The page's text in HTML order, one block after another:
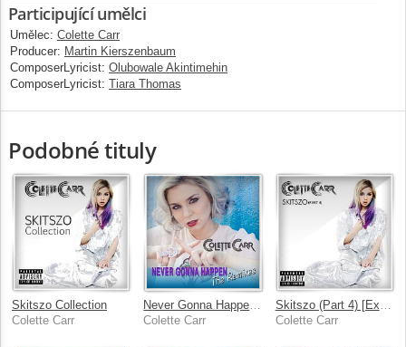
Participující umělci
Umělec: Colette Carr
Producer: Martin Kierszenbaum
ComposerLyricist: Olubowale Akintimehin
ComposerLyricist: Tiara Thomas
Podobné tituly
Skitszo Collection
Colette Carr
Colette Carr
Colette Carr